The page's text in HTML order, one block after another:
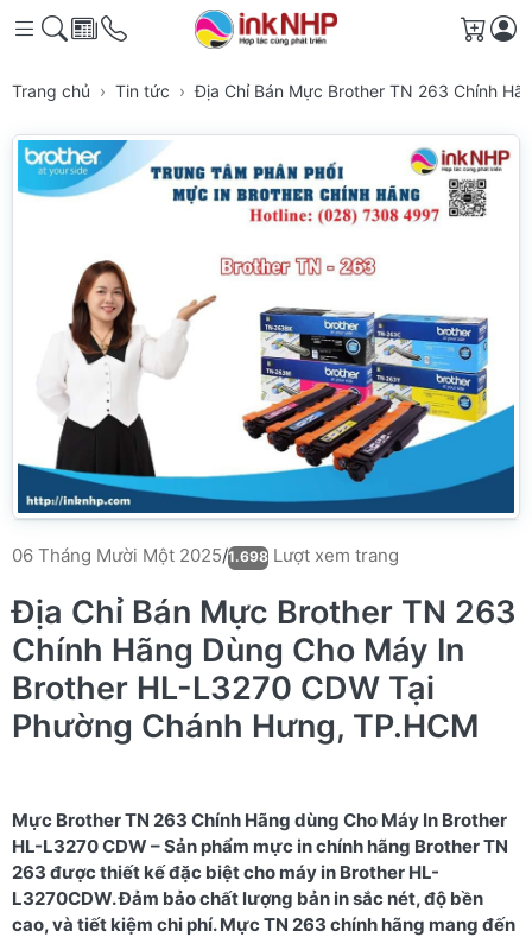
Giỏ
Trang chủ Tin tức Địa Chỉ Bán Mực Brother TN 263 Chính
06 Tháng Mười Một 2025/1.698 Lượt xem trang
Địa Chỉ Bán Mực Brother TN 263
Chính Hãng Dùng Cho Máy In
Brother HL-L3270 CDW Tại
Phường Chánh Hưng, TP.HCM
Mực Brother TN 263 Chính Hãng dùng Cho Máy In Brother
HL-L3270 CDW – Sản phẩm mực in chính hãng Brother TN
263 được thiết kế đặc biệt cho máy in Brother HL-
L3270CDW. Đảm bảo chất lượng bản in sắc nét, độ bền
cao, và tiết kiệm chi phí. Mực TN 263 chính hãng mang đến